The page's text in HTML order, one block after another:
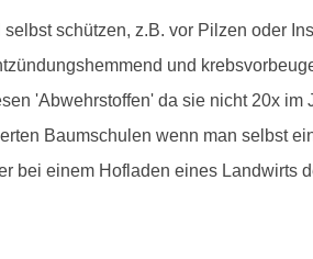
schützen, z.B. vor Pilzen oder
und
'Abwehrstoffen' da sie nicht 20x
Baumschulen wenn man selbst
bei einem Hofladen eines Landwirts